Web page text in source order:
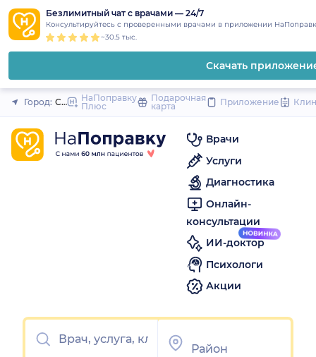
content
Безлимитный чат с врачами — 24/7
Консультируйтесь с проверенными врачами в приложении
~30.5 тыс.
Скачать
Закрыть
Город: Североморск
НаПоправку
Плюс
Подарочная
карта
Приложение
Врачи
Услуги
Диагностика
Онлайн-
консультации
ИИ-доктор
Психологи
Акции